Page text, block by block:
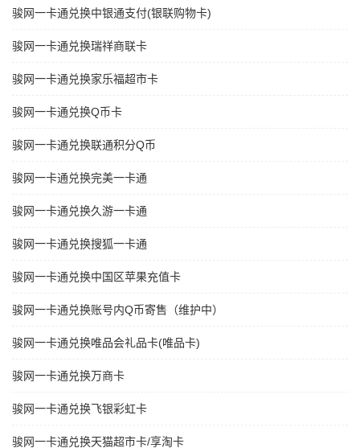
骏网一卡通兑换中银通支付(银联购物卡)
骏网一卡通兑换瑞祥商联卡
骏网一卡通兑换家乐福超市卡
骏网一卡通兑换Q币卡
骏网一卡通兑换联通积分Q币
骏网一卡通兑换完美一卡通
骏网一卡通兑换久游一卡通
骏网一卡通兑换搜狐一卡通
骏网一卡通兑换中国区苹果充值卡
骏网一卡通兑换账号内Q币寄售（维护中）
骏网一卡通兑换唯品会礼品卡(唯品卡)
骏网一卡通兑换万商卡
骏网一卡通兑换飞银彩虹卡
骏网一卡通兑换天猫超市卡/享淘卡